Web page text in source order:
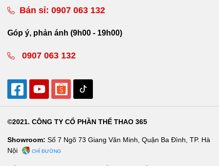
Bán sỉ: 0907 063 132
Góp ý, phản ánh (9h00 - 19h00)
0907 063 132
©2021. CÔNG TY CỔ PHẦN THỂ THAO 365
Showroom: Số 7 Ngõ 73 Giang Văn Minh, Quận Ba Đình, TP. Hà
Nội
CHỈ ĐƯỜNG